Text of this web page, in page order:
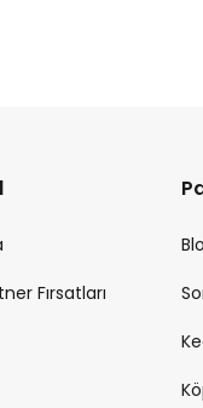
Fırsatları